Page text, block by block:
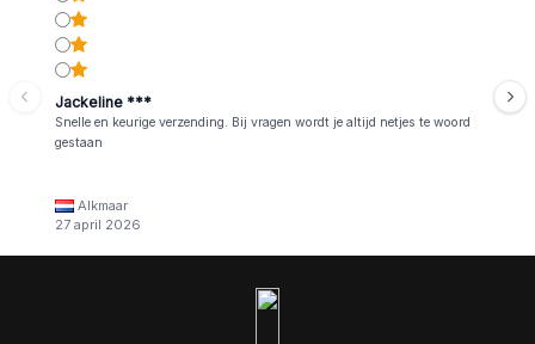
Jackeline ***
Snelle en keurige verzending. Bij vragen wordt je altijd netjes te woord
gestaan
Alkmaar
27 april 2026